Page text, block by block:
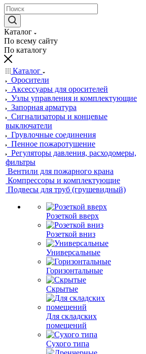
Каталог
По всему сайту
По каталогу
Каталог
Оросители
Аксессуары для оросителей
Узлы управления и комплектующие
Запорная арматура
Сигнализаторы и концевые
выключатели
Грувлочные соединения
Пенное пожаротушение
Регуляторы давления, расходомеры,
фильтры
Вентили для пожарного крана
Компрессоры и комплектующие
Подвесы для труб (грушевидный)
Розеткой вверх
Розеткой вниз
Универсальные
Горизонтальные
Скрытые
Для складских
помещений
Сухого типа